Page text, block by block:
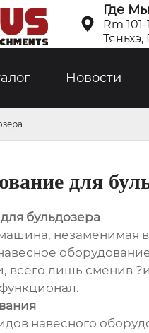

Где Мы
Rm
Тяньхэ,
Новости
для
бульдозера
незаменимая
всего лишь сменив
навесного